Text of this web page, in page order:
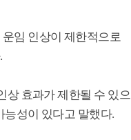
임 인상이 제한적으로
상 효과가 제한될 수 있으
성이 있다고 말했다.